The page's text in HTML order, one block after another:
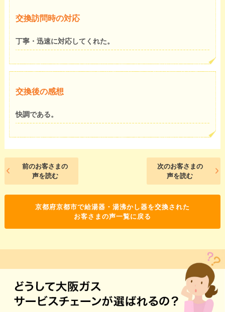
交換訪問時の対応
丁寧・迅速に対応してくれた。
交換後の感想
快調である。
前のお客さまの
声を読む
次のお客さまの
声を読む
京都府京都市で給湯器・湯沸かし器を交換された
お客さまの声一覧に戻る